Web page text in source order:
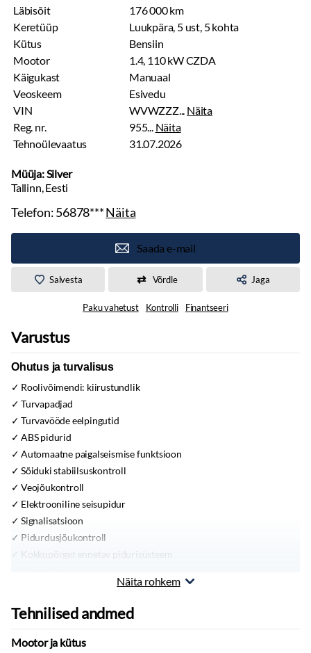
Läbisõit
176 000 km
Keretüüp
Luukpära, 5 ust, 5 kohta
Kütus
Bensiin
Mootor
1.4, 110 kW CZDA
Käigukast
Manuaal
Veoskeem
Esivedu
VIN
WVWZZZ... Näita
Reg. nr.
955... Näita
Tehnoülevaatus
31.07.2026
Müüja: Silver
Tallinn, Eesti
Telefon:56878***Näita
Saada e-mail
Salvesta Võrdle Jaga
Paku vahetust Kontrolli Finantseeri
Varustus
Ohutus ja turvalisus
Roolivõimendi: kiirustundlik
Turvapadjad
Turvavööde eelpingutid
ABS pidurid
Automaatne paigalseismise funktsioon
Sõiduki stabiilsuskontroll
Veojõukontroll
Elektrooniline seisupidur
Signalisatsioon
Pidurdusjõukontroll
Kokkupõrget ennetav pidurisüsteem
USB
Näita rohkem
Tehnilised andmed
Mootor ja kütus